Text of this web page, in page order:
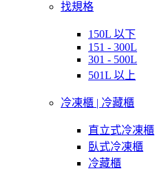
找規格
150L 以下
151 - 300L
301 - 500L
501L 以上
冷凍櫃 | 冷藏櫃
直立式冷凍櫃
臥式冷凍櫃
冷藏櫃